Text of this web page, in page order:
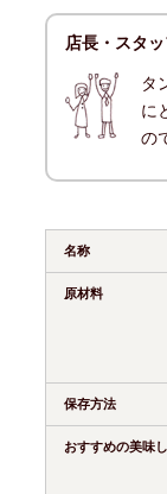
店長・スタ
タ
に
の
名称
原材料
保存方法
おすすめの美味